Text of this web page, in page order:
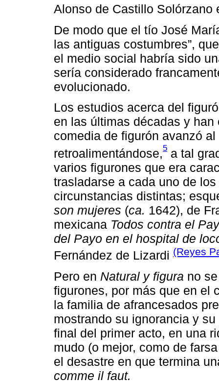
Alonso de Castillo Solórzano
De modo que el tío José
las antiguas costumbres”,
el medio social habría sido
sería considerado
evolucionado.
Los estudios acerca del
en las últimas décadas y
comedia de figurón avanzó
retroalimentándose,5 a tal
varios figurones que era
trasladarse a cada uno de
circunstancias distintas;
son mujeres (ca. 1642), de
mexicana Todos contra el
del Payo en el hospital de
Fernández de Lizardi (Reyes
Pero en Natural y figura no
figurones, por más que en el
la familia de afrancesados
mostrando su ignorancia y
final del primer acto, en una
mudo (o mejor, como de
el desastre en que termina
comme il faut.